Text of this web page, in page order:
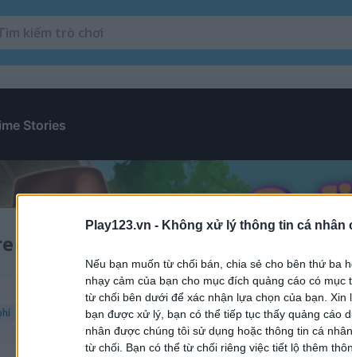
Play123.vn - Không xử lý thông tin cá nhân
Nếu bạn muốn từ chối bán, chia sẻ cho bên thứ ba
nhạy cảm của bạn cho mục đích quảng cáo có
từ chối bên dưới để xác nhận lựa chọn của bạn.
bạn được xử lý, bạn có thể tiếp tục thấy quảng cáo
nhân được chúng tôi sử dụng hoặc thông tin cá
từ chối. Bạn có thể từ chối riêng việc tiết lộ thêm
Crime Stories
trò chơi solitaire solitaire crime stories